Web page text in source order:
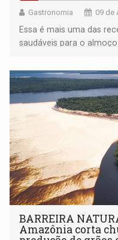
Gastronomia 09 de
Essa é mais uma das
saudáveis para o almoço
BARREIRA
Amazônia corta